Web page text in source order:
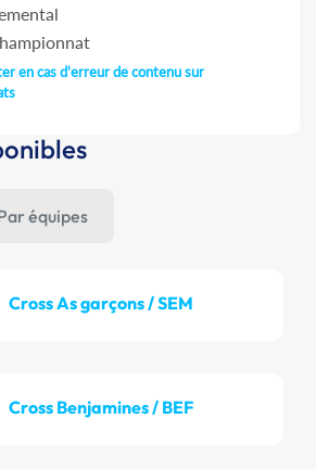
en cas d'erreur de contenu sur
équipes
Cross As garçons / SEM
Cross Benjamines / BEF